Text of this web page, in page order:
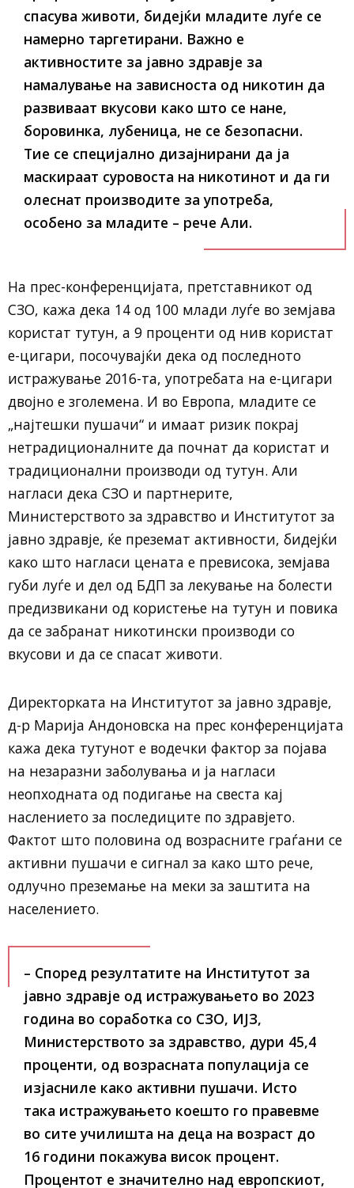
спасува животи, бидејќи младите луѓе се
намерно таргетирани. Важно е
активностите за јавно здравје за
намалување на зависноста од никотин да
развиваат вкусови како што се нане,
боровинка, лубеница, не се безопасни.
Тие се специјално дизајнирани да ја
маскираат суровоста на никотинот и да ги
олеснат производите за употреба,
особено за младите – рече Али.
На прес-конференцијата, претставникот од
СЗО, кажа дека 14 од 100 млади луѓе во земјава
користат тутун, а 9 проценти од нив користат
е-цигари, посочувајќи дека од последното
истражување 2016-та, употребата на е-цигари
двојно е зголемена. И во Европа, младите се
„најтешки пушачи“ и имаат ризик покрај
нетрадиционалните да почнат да користат и
традиционални производи од тутун. Али
нагласи дека СЗО и партнерите,
Министерството за здравство и Институтот за
јавно здравје, ќе преземат активности, бидејќи
како што нагласи цената е превисока, земјава
губи луѓе и дел од БДП за лекување на болести
предизвикани од користење на тутун и повика
да се забранат никотински производи со
вкусови и да се спасат животи.
Директорката на Институтот за јавно здравје,
д-р Марија Андоновска на прес конференцијата
кажа дека тутунот е водечки фактор за појава
на незаразни заболувања и ја нагласи
неопходната од подигање на свеста кај
наслението за последиците по здравјето.
Фактот што половина од возрасните граѓани се
активни пушачи е сигнал за како што рече,
одлучно преземање на меки за заштита на
населението.
– Според резултатите на Институтот за
јавно здравје од истражувањето во 2023
година во соработка со СЗО, ИЈЗ,
Министерството за здравство, дури 45,4
проценти, од возрасната популација се
изјасниле како активни пушачи. Исто
така истражувањето коешто го правевме
во сите училишта на деца на возраст до
16 години покажува висок процент.
Процентот е значително над европскиот,